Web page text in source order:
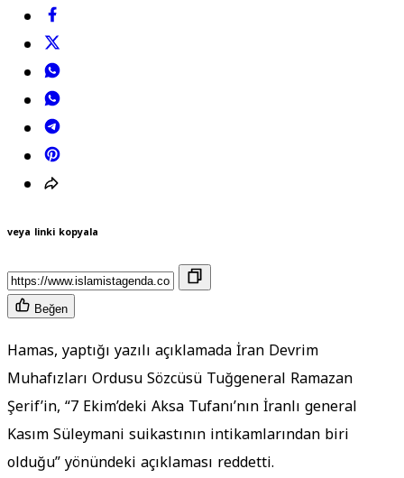
veya linki kopyala
Beğen
Hamas, yaptığı yazılı açıklamada İran Devrim
Muhafızları Ordusu Sözcüsü Tuğgeneral Ramazan
Şerif’in, “7 Ekim’deki Aksa Tufanı’nın İranlı general
Kasım Süleymani suikastının intikamlarından biri
olduğu” yönündeki açıklaması reddetti.